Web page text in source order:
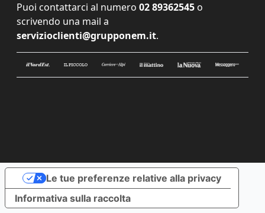
Puoi contattarci al numero 02 89362545 o
scrivendo una mail a
servizioclienti@grupponem.it.
Informativa sulla raccolta
Le tue preferenze relative alla privacy